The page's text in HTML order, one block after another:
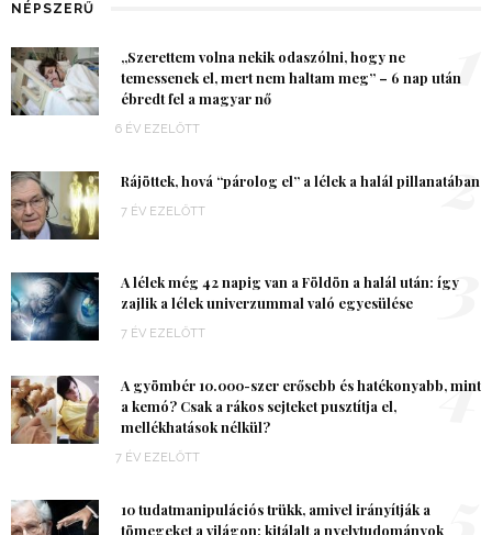
NÉPSZERŰ
„Szerettem volna nekik odaszólni, hogy ne
temessenek el, mert nem haltam meg” – 6 nap után
ébredt fel a magyar nő
6 ÉV EZELŐTT
1
Rájöttek, hová “párolog el” a lélek a halál pillanatában
7 ÉV EZELŐTT 2
A lélek még 42 napig van a Földön a halál után: így
zajlik a lélek univerzummal való egyesülése
7 ÉV EZELŐTT
3
A gyömbér 10.000-szer erősebb és hatékonyabb, mint
a kemó? Csak a rákos sejteket pusztítja el,
mellékhatások nélkül?
7 ÉV EZELŐTT
4
10 tudatmanipulációs trükk, amivel irányítják a
tömegeket a világon: kitálalt a nyelvtudományok